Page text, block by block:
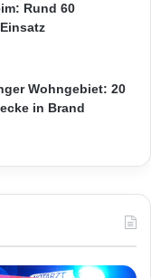
Rund 60
Wohngebiet: 20
in Brand